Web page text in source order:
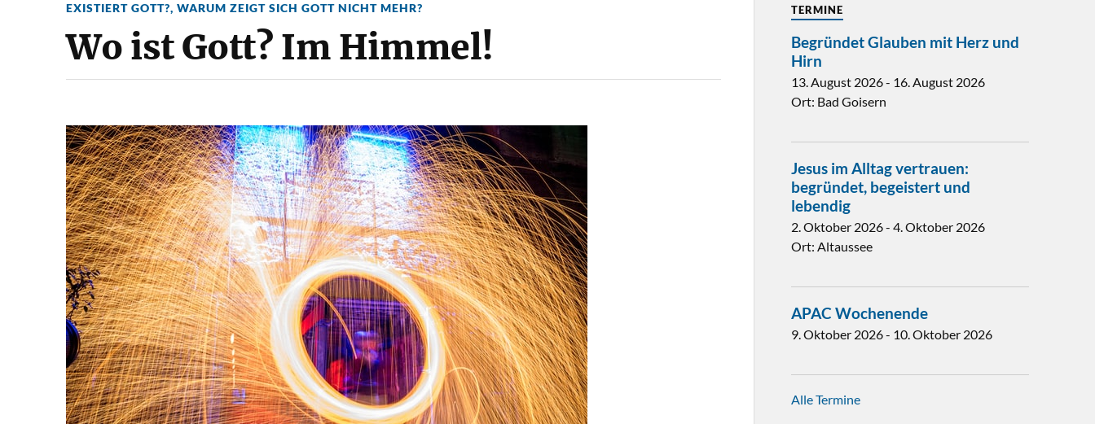
EXISTIERT GOTT?, WARUM ZEIGT SICH GOTT NICHT MEHR?
Wo ist Gott? Im Himmel!
TERMINE
Begründet Glauben mit Herz und
Hirn
13. August 2026- 16. August 2026
Ort: Bad Goisern
Jesus im Alltag vertrauen:
begründet, begeistert und
lebendig
2. Oktober 2026- 4. Oktober 2026
Ort: Altaussee
APAC Wochenende
9. Oktober 2026- 10. Oktober 2026
Alle Termine